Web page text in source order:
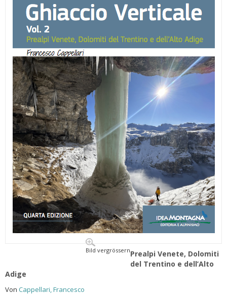
Bild vergrössernPrealpi Venete, Dolomiti
del Trentino e dell’Alto
Adige
Von Cappellari, Francesco